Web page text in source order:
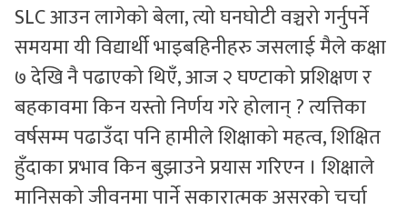
SLC आउन लागेको बेला, त्यो घनघोटी वञ्चरो गर्नुपर्ने
समयमा यी विद्यार्थी भाइबहिनीहरु जसलाई मैले कक्षा
७ देखि नै पढाएको थिएँ, आज २ घण्टाको प्रशिक्षण र
बहकावमा किन यस्तो निर्णय गरे होलान् ? त्यत्तिका
वर्षसम्म पढाउँदा पनि हामीले शिक्षाको महत्व, शिक्षित
हुँदाका प्रभाव किन बुझाउने प्रयास गरिएन । शिक्षाले
मानिसको जीवनमा पार्ने सकारात्मक असरको चर्चा